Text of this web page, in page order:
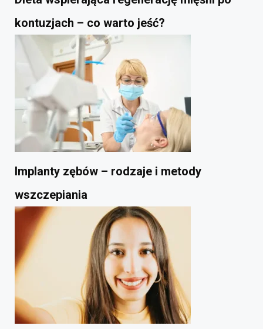
kontuzjach – co warto jeść?
Implanty zębów – rodzaje i metody
wszczepiania